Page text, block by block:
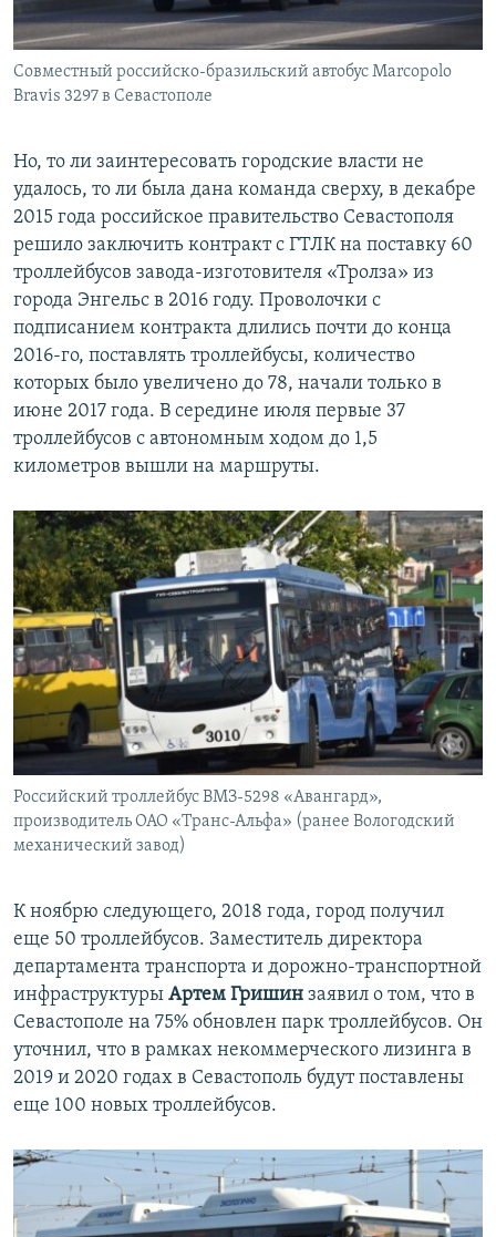
Совместный российско-бразильский автобус Marcopolo
Bravis 3297 в Севастополе
Но, то ли заинтересовать городские власти не
удалось, то ли была дана команда сверху, в декабре
2015 года российское правительство Севастополя
решило заключить контракт с ГТЛК на поставку 60
троллейбусов завода-изготовителя «Тролза» из
города Энгельс в 2016 году. Проволочки с
подписанием контракта длились почти до конца
2016-го, поставлять троллейбусы, количество
которых было увеличено до 78, начали только в
июне 2017 года. В середине июля первые 37
троллейбусов с автономным ходом до 1,5
километров вышли на маршруты.
Российский троллейбус ВМЗ-5298 «Авангард»,
производитель ОАО «Транс-Альфа» (ранее Вологодский
механический завод)
К ноябрю следующего, 2018 года, город получил
еще 50 троллейбусов. Заместитель директора
департамента транспорта и дорожно-транспортной
инфраструктуры Артем Гришин заявил о том, что в
Севастополе на 75% обновлен парк троллейбусов. Он
уточнил, что в рамках некоммерческого лизинга в
2019 и 2020 годах в Севастополь будут поставлены
еще 100 новых троллейбусов.